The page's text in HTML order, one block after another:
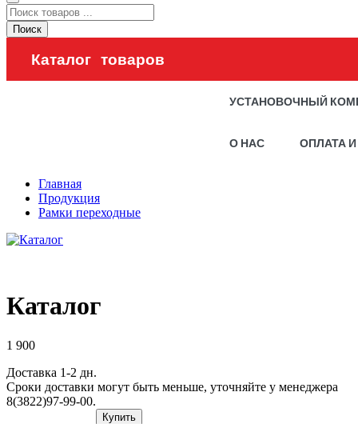
Поиск
Каталог товаров
УСТАНОВОЧНЫЙ
О НАС ОПЛАТА
Главная
Продукция
Рамки переходные
Каталог
1 900
Доставка 1-2 дн.
Сроки доставки могут быть меньше, уточняйте у менеджера
8(3822)97-99-00.
Купить